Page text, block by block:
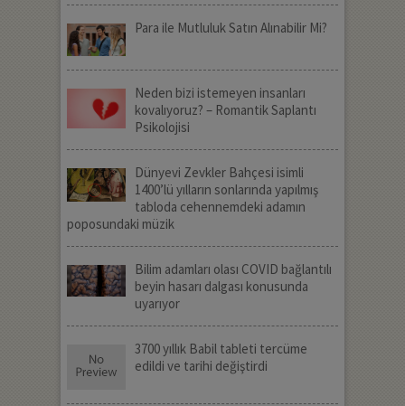
Para ile Mutluluk Satın Alınabilir Mi?
Neden bizi istemeyen insanları
kovalıyoruz? – Romantik Saplantı
Psikolojisi
Dünyevi Zevkler Bahçesi isimli
1400’lü yılların sonlarında yapılmış
tabloda cehennemdeki adamın
poposundaki müzik
Bilim adamları olası COVID bağlantılı
beyin hasarı dalgası konusunda
uyarıyor
3700 yıllık Babil tableti tercüme
edildi ve tarihi değiştirdi